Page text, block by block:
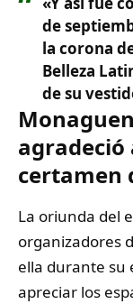
de
la corona
Belleza
de su
agradeció
certamen
La oriunda del
organizadores
ella durante su
apreciar los